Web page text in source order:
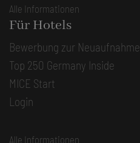
Alle Informationen
Für Hotels
Bewerbung zur Neuaufnahme
Top 250 Germany Inside
MICE Start
Login
Alle Informationen